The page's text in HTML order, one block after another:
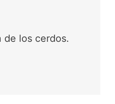
de los cerdos.